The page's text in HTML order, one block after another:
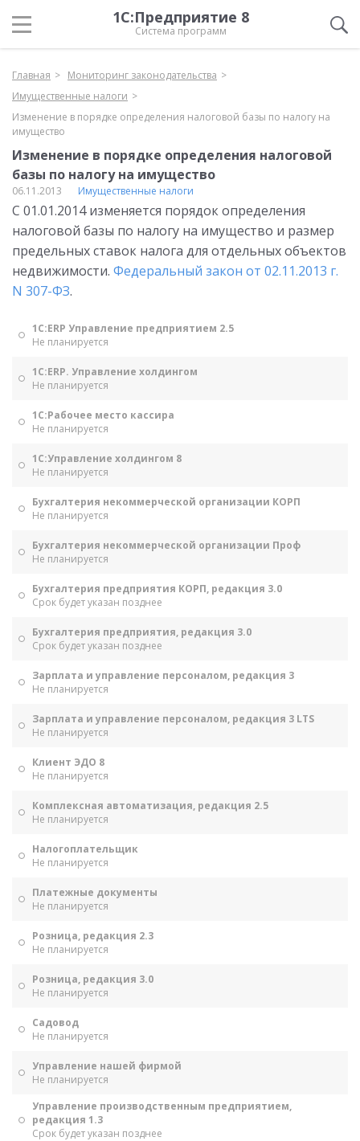
1С:Предприятие 8
Система программ
Главная
Мониторинг законодательства
Имущественные налоги
Изменение в порядке определения налоговой базы по налогу на
имущество
Изменение в порядке определения налоговой
базы по налогу на имущество
06.11.2013 Имущественные налоги
С 01.01.2014 изменяется порядок определения
налоговой базы по налогу на имущество и размер
предельных ставок налога для отдельных объектов
недвижимости. Федеральный закон от 02.11.2013 г.
N 307-ФЗ.
1С:ERP Управление предприятием 2.5
Не планируется
1С:ERP. Управление холдингом
Не планируется
1С:Рабочее место кассира
Не планируется
1С:Управление холдингом 8
Не планируется
Бухгалтерия некоммерческой организации КОРП
Не планируется
Бухгалтерия некоммерческой организации Проф
Не планируется
Бухгалтерия предприятия КОРП, редакция 3.0
Срок будет указан позднее
Бухгалтерия предприятия, редакция 3.0
Срок будет указан позднее
Зарплата и управление персоналом, редакция 3
Не планируется
Зарплата и управление персоналом, редакция 3 LTS
Не планируется
Клиент ЭДО 8
Не планируется
Комплексная автоматизация, редакция 2.5
Не планируется
Налогоплательщик
Не планируется
Платежные документы
Не планируется
Розница, редакция 2.3
Не планируется
Розница, редакция 3.0
Не планируется
Садовод
Не планируется
Управление нашей фирмой
Не планируется
Управление производственным предприятием,
редакция 1.3
Срок будет указан позднее